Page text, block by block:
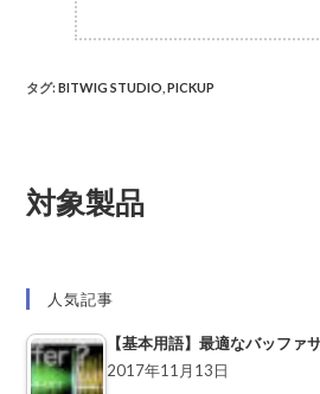
タグ:BITWIG STUDIO PICKUP
対象製品
人気記事
【基本用語】最適なバッファ
2017年11月13日